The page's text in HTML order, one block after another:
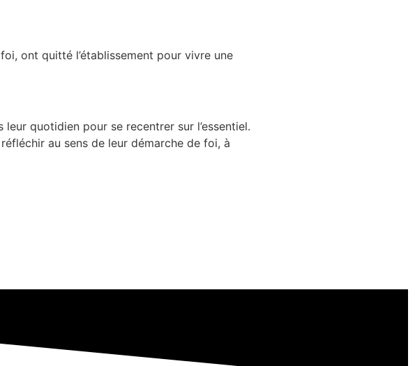
ont quitté l’établissement pour vivre une
quotidien pour se recentrer sur l’essentiel.
au sens de leur démarche de foi, à